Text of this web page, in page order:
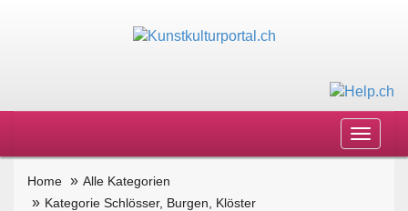
Toggle
Home
Alle Kategorien
Kategorie Schlösser, Burgen, Klöster